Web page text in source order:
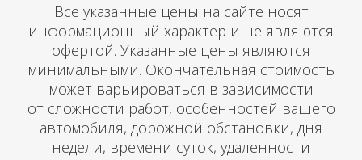
Все указанные цены на сайте носят
информационный характер и не являются
офертой. Указанные цены являются
минимальными. Окончательная стоимость
может варьироваться в зависимости
от сложности работ, особенностей вашего
автомобиля, дорожной обстановки, дня
недели, времени суток, удаленности